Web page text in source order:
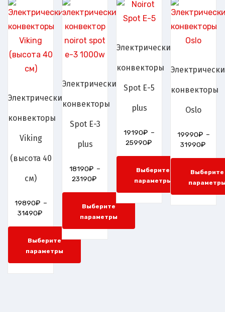
Электрические
конвекторы
Viking
(высота 40
см)
19890₽ –
31490₽
Выберите
параметры
Электрические
конвекторы
Spot Е-3
plus
18190₽ –
23190₽
Выберите
параметры
Электрические
конвекторы
Spot E-5
plus
19190₽ –
25990₽
Выберите
параметры
конвекторы
Oslo
19990₽ –
31990₽
Выберите